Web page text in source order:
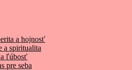
a hojnosť
a spiritualita
ľúbosť
pre seba